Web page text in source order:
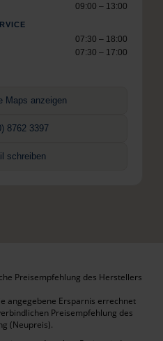
09:00 – 13:00
07:30 – 18:00
07:30 – 17:00
Maps anzeigen
8762 3397
schreiben
Preisempfehlung des Herstellers
angegebene Ersparnis errechnet
Preisempfehlung des
(Neupreis).